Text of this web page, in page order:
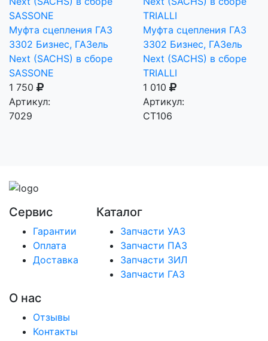
Муфта сцепления ГАЗ
3302 Бизнес, ГАЗель
Next (SACHS) в сборе
SASSONE
1 750
Артикул:
7029
Муфта сцепления ГАЗ
3302 Бизнес, ГАЗель
Next (SACHS) в сборе
TRIALLI
1 010
Артикул:
CT106
Сервис
Гарантии
Оплата
Доставка
Каталог
Запчасти УАЗ
Запчасти ПАЗ
Запчасти ЗИЛ
Запчасти ГАЗ
О нас
Отзывы
Контакты